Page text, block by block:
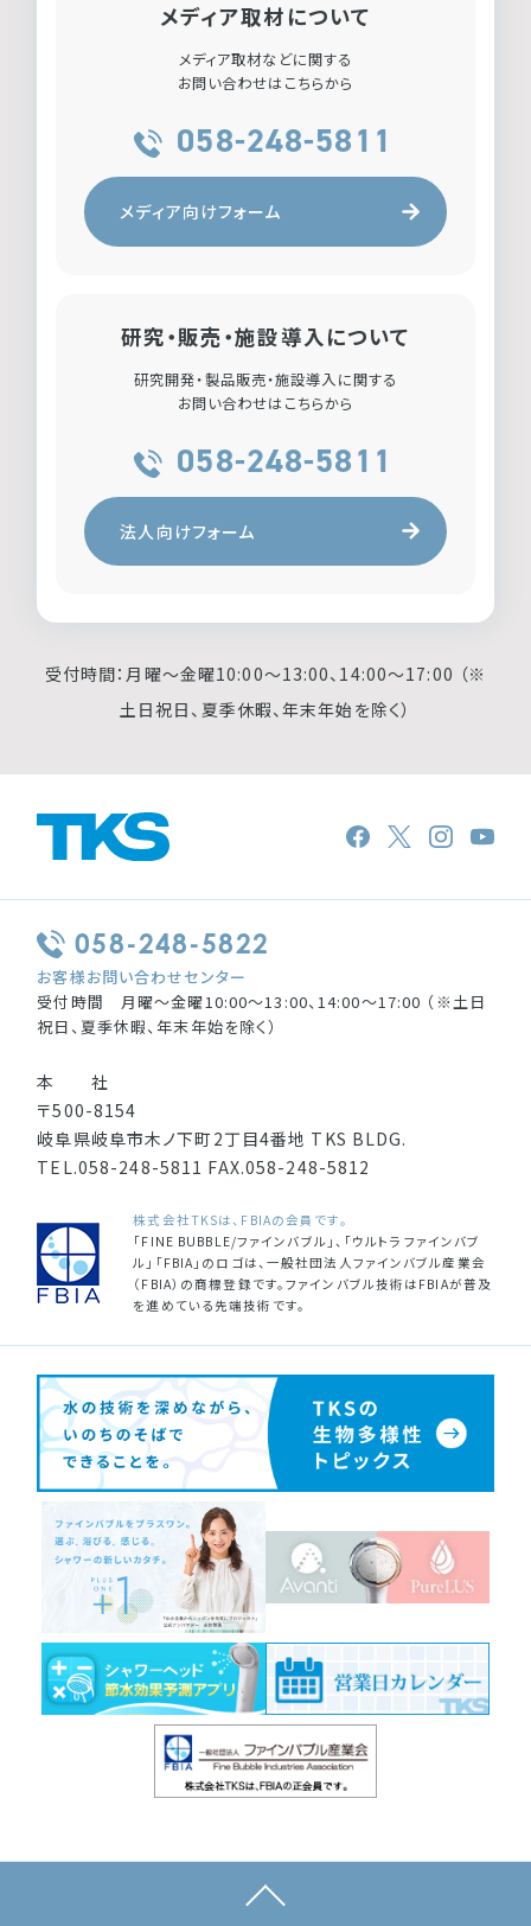
メディア取材について
メディア取材などに関する
お問い合わせはこちらから
058-248-5811
メディア向けフォーム
研究・販売・施設導入について
研究開発・製品販売・施設導入に関する
お問い合わせはこちらから
058-248-5811
法人向けフォーム
受付時間：月曜〜金曜10:00〜13:00、14:00〜17:00 （※
土日祝日、夏季休暇、年末年始を除く）
058-248-5822
お客様お問い合わせセンター
受付時間 月曜〜金曜10:00〜13:00、14:00〜17:00 （※土日
祝日、夏季休暇、年末年始を除く）
本 社
〒500-8154
岐阜県岐阜市木ノ下町2丁目4番地 TKS BLDG.
TEL.058-248-5811 FAX.058-248-5812
株式会社TKSは、FBIAの会員です。
「FINE BUBBLE/ファインバブル」、「ウルトラファインバブ
ル」「FBIA」のロゴは、一般社団法人ファインバブル産業会
（FBIA）の商標登録です。ファインバブル技術はFBIAが普及
を進めている先端技術です。